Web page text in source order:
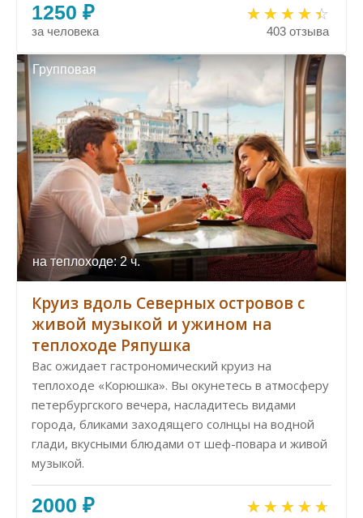
1250 ₽
за человека 403 отзыва
Групповая
на теплоходе: 2 ч.
Круиз вдоль Северных островов с
живой музыкой и ужином на
теплоходе Ряпушка
Вас ожидает гастрономический круиз на
теплоходе «Корюшка». Вы окунетесь в атмосферу
петербургского вечера, насладитесь видами
города, бликами заходящего солнцы на водной
глади, вкусными блюдами от шеф-повара и живой
музыкой.
2000 ₽